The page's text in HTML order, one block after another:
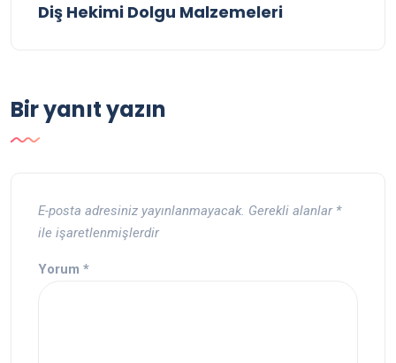
Diş Hekimi Dolgu Malzemeleri
Bir yanıt yazın
E-posta adresiniz yayınlanmayacak. Gerekli alanlar *
ile işaretlenmişlerdir
Yorum *